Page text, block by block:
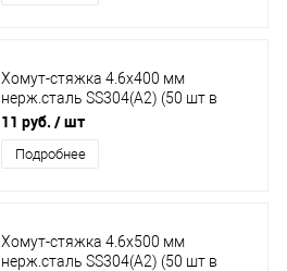
Хомут-стяжка 4.6х400 мм
нерж.сталь SS304(А2) (50 шт в
пакете) STARFIX
11 руб. / шт
Подробнее
Хомут-стяжка 4.6х500 мм
нерж.сталь SS304(А2) (50 шт в